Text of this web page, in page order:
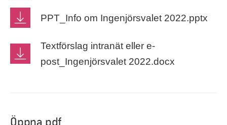
PPT_Info om Ingenjörsvalet 2022.pptx
Textförslag intranät eller e-
post_Ingenjörsvalet 2022.docx
Öppna pdf